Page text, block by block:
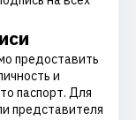
предоставить
и
паспорт. Для
представителя